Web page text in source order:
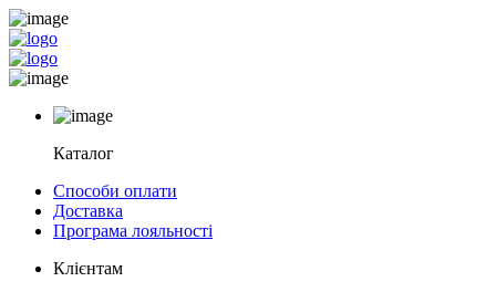
Каталог
Способи оплати
Доставка
Програма лояльності
Клієнтам